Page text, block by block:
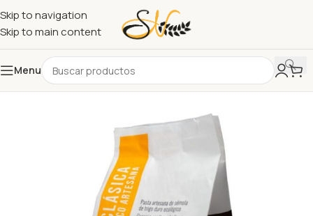
Skip to navigation
Skip to main content
Menu